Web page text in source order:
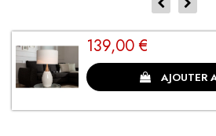
139,00 €
AJOUTER
CLIENTS